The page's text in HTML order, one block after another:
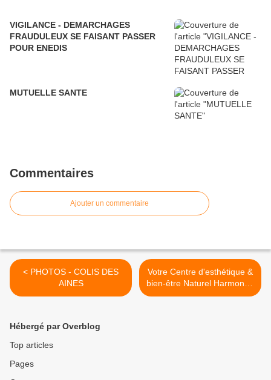
VIGILANCE - DEMARCHAGES
FRAUDULEUX SE FAISANT PASSER
POUR ENEDIS
MUTUELLE SANTE
Commentaires
Ajouter un commentaire
< PHOTOS - COLIS DES
AINES
Votre Centre d'esthétique &
bien-être Naturel Harmonie-
des coffrets et cartes
Hébergé par Overblog
Top articles
Pages